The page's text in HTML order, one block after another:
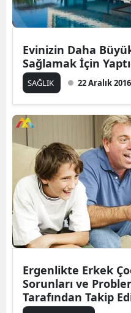
Evinizin Daha
Sağlamak İçin
SAĞLIK 22 Aralık 2016
Ergenlikte Erkek
Sorunları ve
Tarafından Takip